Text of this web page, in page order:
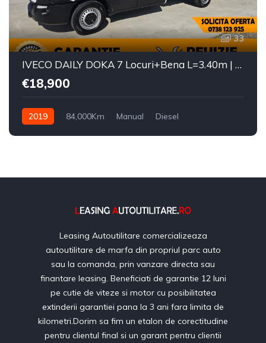
33
IVECO DAILY DOKA 7 Locuri+Bena L=3.40m | Motor 3.0 |
€18,900
2019 84,000Km Manual Diesel
Leasing Autoutilitare comercializeaza
autoutilitare de marfa din propriul parc auto
sau la comanda, prin vanzare directa sau
finantare leasing. Beneficiati de garantie 12 luni
pe cutie de viteze si motor cu posibilitatea
extinderii garantiei pana la 3 ani fara limita de
kilometri.Dorim sa fim un etalon de corectitudine
pentru clientul final si un garant pentru clientii